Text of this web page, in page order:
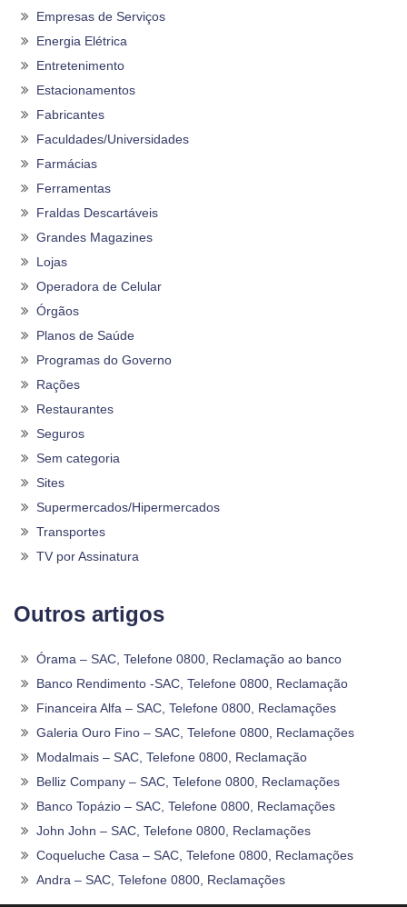
Empresas de Serviços
Energia Elétrica
Entretenimento
Estacionamentos
Fabricantes
Faculdades/Universidades
Farmácias
Ferramentas
Fraldas Descartáveis
Grandes Magazines
Lojas
Operadora de Celular
Órgãos
Planos de Saúde
Programas do Governo
Rações
Restaurantes
Seguros
Sem categoria
Sites
Supermercados/Hipermercados
Transportes
TV por Assinatura
Outros artigos
Órama – SAC, Telefone 0800, Reclamação ao banco
Banco Rendimento -SAC, Telefone 0800, Reclamação
Financeira Alfa – SAC, Telefone 0800, Reclamações
Galeria Ouro Fino – SAC, Telefone 0800, Reclamações
Modalmais – SAC, Telefone 0800, Reclamação
Belliz Company – SAC, Telefone 0800, Reclamações
Banco Topázio – SAC, Telefone 0800, Reclamações
John John – SAC, Telefone 0800, Reclamações
Coqueluche Casa – SAC, Telefone 0800, Reclamações
Andra – SAC, Telefone 0800, Reclamações